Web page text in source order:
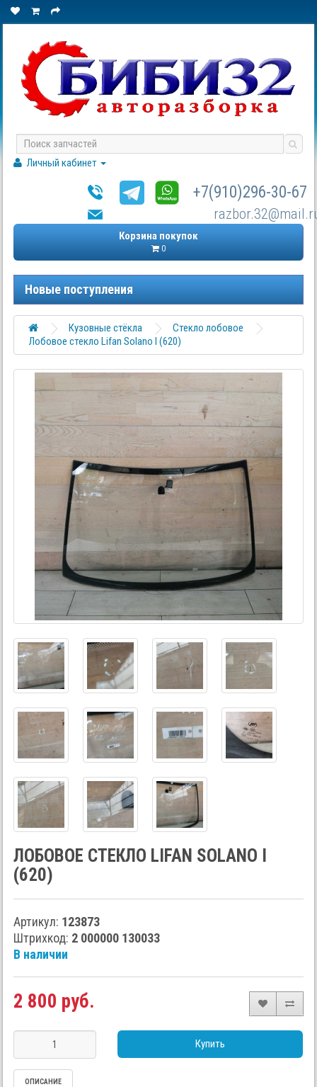
Личный кабинет
+7(910)296-30-67
Корзина покупок
0
Новые поступления
Кузовные стёкла
Стекло лобовое
Лобовое стекло Lifan Solano I (620)
ЛОБОВОЕ СТЕКЛО LIFAN SOLANO I
(620)
Артикул: 123873
Штрихкод: 2 000000 130033
В наличии
2 800 руб.
Купить
ОПИСАНИЕ